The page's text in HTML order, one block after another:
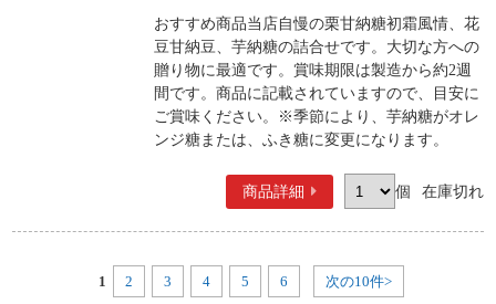
おすすめ商品当店自慢の栗甘納糖初霜風情、花
豆甘納豆、芋納糖の詰合せです。大切な方への
贈り物に最適です。賞味期限は製造から約2週
間です。商品に記載されていますので、目安に
ご賞味ください。※季節により、芋納糖がオレ
ンジ糖または、ふき糖に変更になります。
商品詳細 個 在庫切れ
1 2 3 4 5 6 次の10件>